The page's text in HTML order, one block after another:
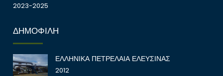
2023-2025
ΔΗΜΟΦΙΛΗ
ΕΛΛΗΝΙΚΑ ΠΕΤΡΕΛΑΙΑ ΕΛΕΥΣΙΝΑΣ
2012